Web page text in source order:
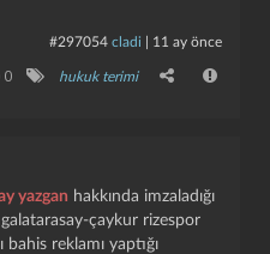
#297054 cladi 11 ay önce
0 hukuk terimi
yazgan hakkında imzaladığı
çaykur rizespor
bahis reklamı yaptığı